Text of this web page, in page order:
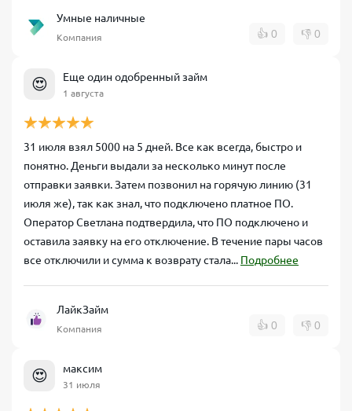
Умные наличные
Компания 👍 0 👎 0
😍 Еще один одобренный займ
1 августа
31 июля взял 5000 на 5 дней. Все как всегда, быстро и
понятно. Деньги выдали за несколько минут после
отправки заявки. Затем позвонил на горячую линию (31
июля же), так как знал, что подключено платное ПО.
Оператор Светлана подтвердила, что ПО подключено и
оставила заявку на его отключение. В течение пары часов
все отключили и сумма к возврату стала... Подробнее
ЛайкЗайм
Компания 👍 0 👎 0
😍 максим
31 июля